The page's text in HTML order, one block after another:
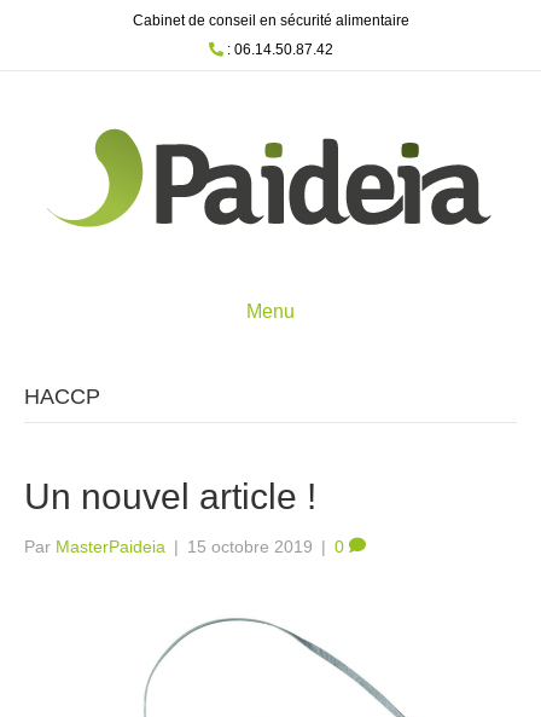
Cabinet de conseil en sécurité alimentaire
: 06.14.50.87.42
Menu
HACCP
Un nouvel article !
Par MasterPaideia | 15 octobre 2019 | 0